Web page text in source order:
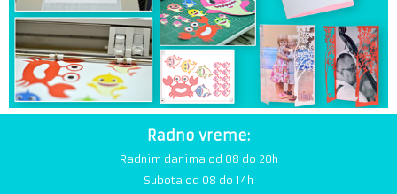
Radno vreme:
Radnim danima od 08 do 20h
Subota od 08 do 14h